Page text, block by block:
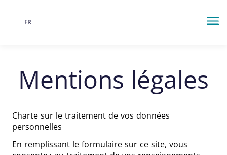
Langue
FR
Mentions légales
Charte sur le traitement de vos données
personnelles
En remplissant le formulaire sur ce site, vous